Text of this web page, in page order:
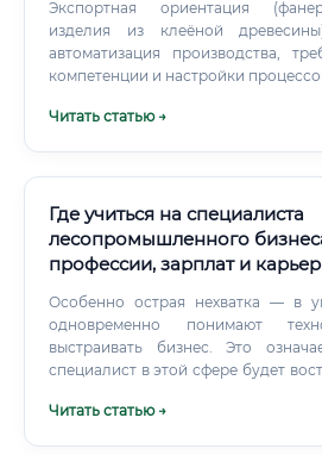
Экспортная ориентация
изделия из клеёной
автоматизация производства,
компетенции и настройки
Читать статью →
Где учиться на специалиста
лесопромышленного
профессии, зарплат и
Особенно острая нехватка — в
одновременно понимают
выстраивать бизнес. Это
специалист в этой сфере будет
продуктах деревообработки только
Читать статью →